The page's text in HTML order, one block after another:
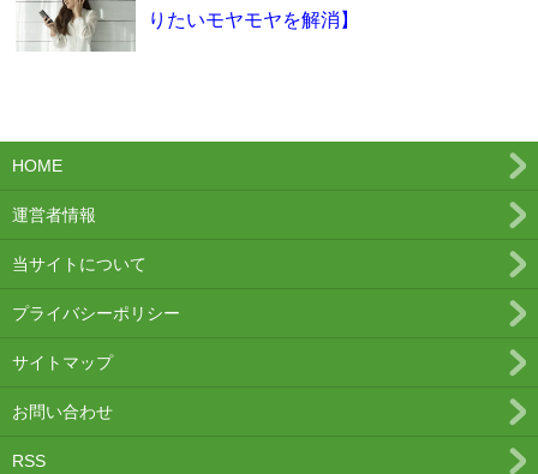
りたいモヤモヤを解消】
HOME
運営者情報
当サイトについて
プライバシーポリシー
サイトマップ
お問い合わせ
RSS